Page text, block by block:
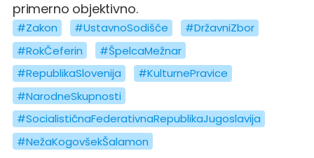
primerno objektivno.
#Zakon #UstavnoSodišče
#DržavniZbor
#RokČeferin
#ŠpelcaMežnar
#RepublikaSlovenija
#KulturnePravice
#NarodneSkupnosti
#SocialističnaFederativnaRepublikaJugoslavija
#NežaKogovšekŠalamon